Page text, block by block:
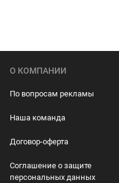
О КОМПАНИИ
По вопросам рекламы
Наша команда
Договор-оферта
Соглашение о защите
персональных данных